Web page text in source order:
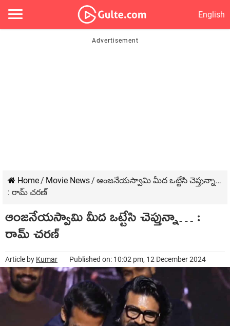
English
Home/ Movie News/ ఆంజనేయస్వామి మీద ఒట్టేసి చెప్తున్నా…
: రామ్ చరణ్
ఆంజనేయస్వామి మీద ఒట్టేసి చెప్తున్నా… :
రామ్ చరణ్
Article by Kumar Published on: 10:02 pm, 12 December 2024